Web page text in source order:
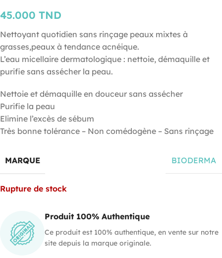
45.000 TND
Nettoyant quotidien sans rinçage peaux mixtes à
grasses,peaux à tendance acnéique.
L’eau micellaire dermatologique : nettoie, démaquille et
purifie sans assécher la peau.
Nettoie et démaquille en douceur sans assécher
Purifie la peau
Elimine l’excès de sébum
Très bonne tolérance – Non comédogène – Sans rinçage
MARQUE BIODERMA
Rupture de stock
Produit 100% Authentique
Ce produit est 100% authentique, en vente sur notre
site depuis la marque originale.